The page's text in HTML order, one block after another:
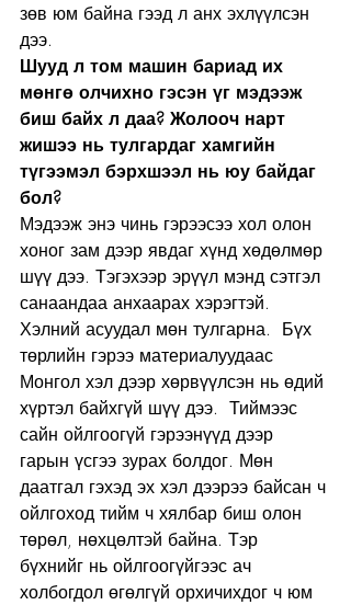
зөв юм байна гээд л анх эхлүүлсэн
дээ.
Шууд л том машин бариад их
мөнгө олчихно гэсэн үг мэдээж
биш байх л даа? Жолооч нарт
жишээ нь тулгардаг хамгийн
түгээмэл бэрхшээл нь юу байдаг
бол?
Мэдээж энэ чинь гэрээсээ хол олон
хоног зам дээр явдаг хүнд хөдөлмөр
шүү дээ. Тэгэхээр эрүүл мэнд сэтгэл
санаандаа анхаарах хэрэгтэй.
Хэлний асуудал мөн тулгарна.  Бүх
төрлийн гэрээ материалуудаас
Монгол хэл дээр хөрвүүлсэн нь өдий
хүртэл байхгүй шүү дээ.  Тиймээс
сайн ойлгоогүй гэрээнүүд дээр
гарын үсгээ зурах болдог. Мөн
даатгал гэхэд эх хэл дээрээ байсан ч
ойлгоход тийм ч хялбар биш олон
төрөл, нөхцөлтэй байна. Тэр
бүхнийг нь ойлгоогүйгээс ач
холбогдол өгөлгүй орхичихдог ч юм